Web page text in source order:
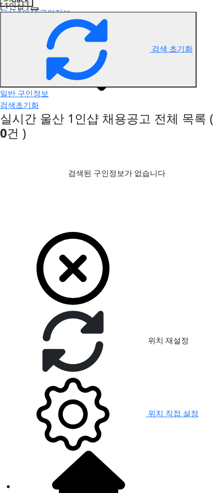
울산 1인샵 구인정보
[ 1인샵 ]
검색 초기화
일반 구인정보
검색초기화
실시간 울산 1인샵 채용공고 전체 목록 (
0건 )
검색된 구인정보가 없습니다
위치 재설정
위치 직접 설정